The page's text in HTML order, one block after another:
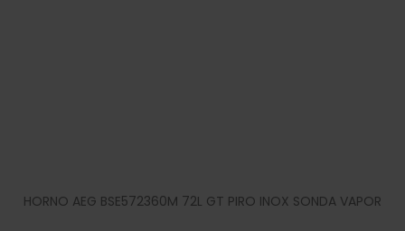
HORNO AEG BSE572360M 72L GT PIRO INOX SONDA VAPOR